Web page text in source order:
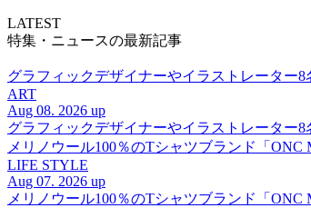
LATEST
特集・ニュースの最新記事
グラフィックデザイナーやイラストレーター8
ART
Aug 08. 2026 up
グラフィックデザイナーやイラストレーター8
メリノウール100％のTシャツブランド「
LIFE STYLE
Aug 07. 2026 up
メリノウール100％のTシャツブランド「